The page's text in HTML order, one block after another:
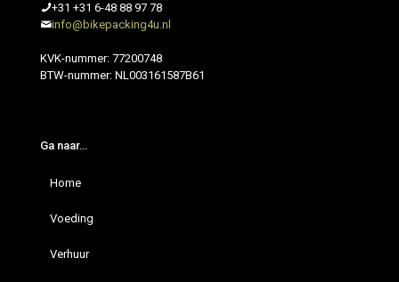
+31 +31 6-48 88 97 78
info@bikepacking4u.nl
KVK-nummer: 77200748
BTW-nummer: NL003161587B61
Ga naar…
Home
Voeding
Verhuur